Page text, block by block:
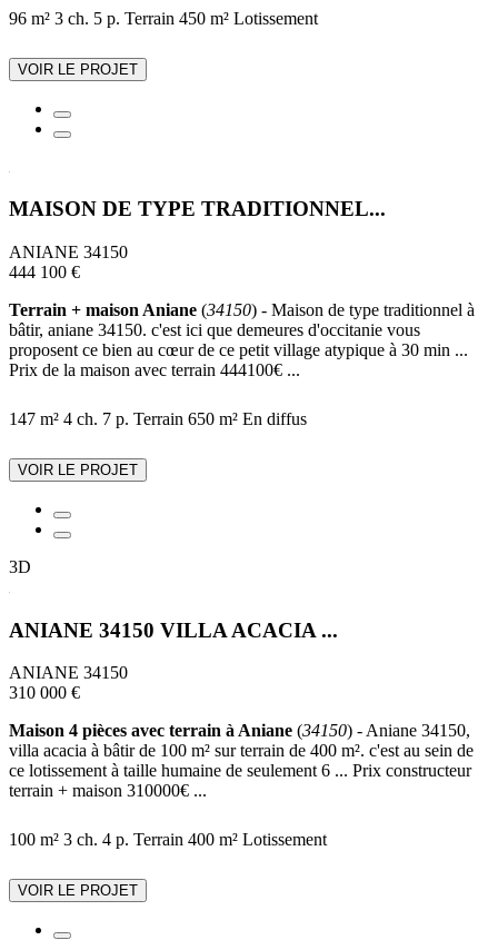
96 m² 3 ch. 5 p. Terrain 450 m² Lotissement
VOIR LE PROJET
MAISON DE TYPE TRADITIONNEL...
ANIANE 34150
444 100 €
Terrain + maison Aniane (34150) - Maison de type traditionnel à
bâtir, aniane 34150. c'est ici que demeures d'occitanie vous
proposent ce bien au cœur de ce petit village atypique à 30 min ...
Prix de la maison avec terrain 444100€ ...
147 m² 4 ch. 7 p. Terrain 650 m² En diffus
VOIR LE PROJET
3D
ANIANE 34150 VILLA ACACIA ...
ANIANE 34150
310 000 €
Maison 4 pièces avec terrain à Aniane (34150) - Aniane 34150,
villa acacia à bâtir de 100 m² sur terrain de 400 m². c'est au sein de
ce lotissement à taille humaine de seulement 6 ... Prix constructeur
terrain + maison 310000€ ...
100 m² 3 ch. 4 p. Terrain 400 m² Lotissement
VOIR LE PROJET